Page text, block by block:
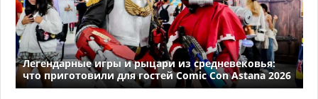
Легендарные игры и рыцари из средневековья:
что приготовили для гостей Comic Con Astana 2026